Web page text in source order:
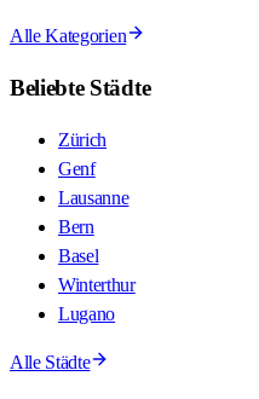
Alle Kategorien
Beliebte Städte
Zürich
Genf
Lausanne
Bern
Basel
Winterthur
Lugano
Alle Städte